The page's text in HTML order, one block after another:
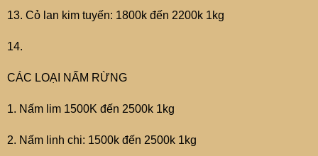
13. Cỏ lan kim tuyến: 1800k đến 2200k 1kg
14.
CÁC LOẠI NẤM RỪNG
1. Nấm lim 1500K đến 2500k 1kg
2. Nấm linh chi: 1500k đến 2500k 1kg